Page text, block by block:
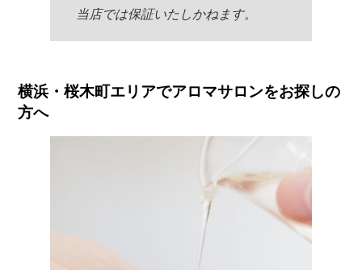
当店では保証いたしかねます。
横浜・桜木町エリアでアロマサロンをお探しの
方へ